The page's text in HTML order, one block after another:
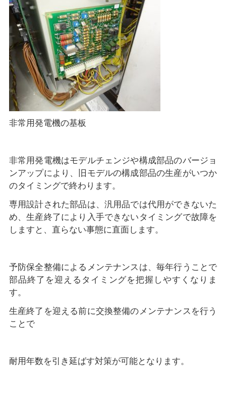
非常用発電機の基板
非常用発電機はモデルチェンジや構成部品のバージョ
ンアップにより、旧モデルの構成部品の生産がいつか
のタイミングで終わります。
専用設計された部品は、汎用品では代用ができないた
め、生産終了により入手できないタイミングで故障を
しますと、直らない事態に直面します。
予防保全整備によるメンテナンスは、毎年行うことで
部品終了を迎えるタイミングを把握しやすくなりま
す。
生産終了を迎える前に交換整備のメンテナンスを行う
ことで
耐用年数を引き延ばす対策が可能となります。